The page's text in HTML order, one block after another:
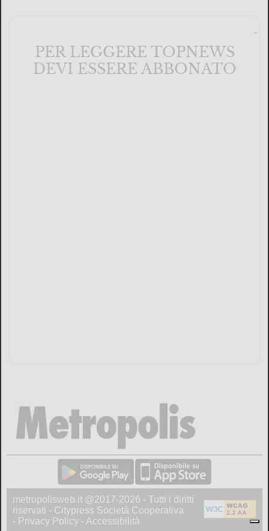
PER LEGGERE TOPNEWS
DEVI ESSERE ABBONATO
metropolisweb.it @2017-2026 - Tutti i diritti
riservati - Citypress Società Cooperativa
- Privacy Policy - Accessibilità